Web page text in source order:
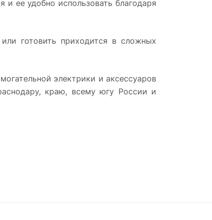
ее удобно использовать благодаря
готовить приходится в сложных
электрики и аксессуаров
краю, всему югу России и